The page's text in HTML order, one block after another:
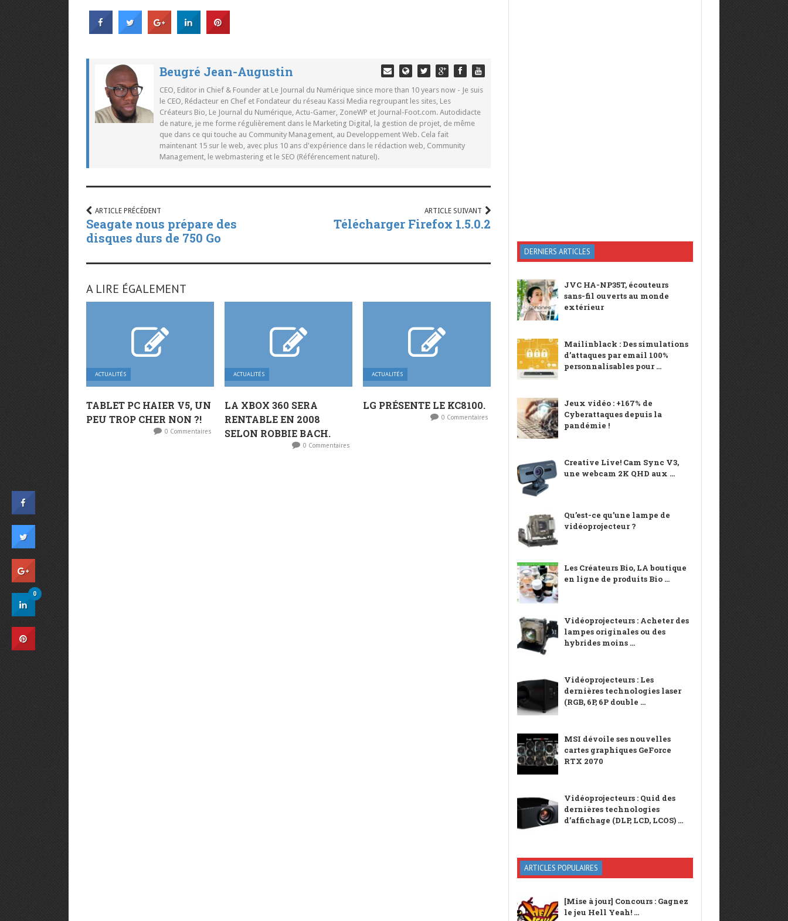
Beugré Jean-Augustin
CEO, Editor in Chief & Founder at Le Journal du Numérique since more than 10 years now - Je suis
le CEO, Rédacteur en Chef et Fondateur du réseau Kassi Media regroupant les sites, Les
Créateurs Bio, Le Journal du Numérique, Actu-Gamer, ZoneWP et Journal-Foot.com. Autodidacte
de nature, je me forme régulièrement dans le Marketing Digital, la gestion de projet, de même
que dans ce qui touche au Community Management, au Developpement Web. Cela fait
maintenant 15 sur le web, avec plus 10 ans d'expérience dans le rédaction web, Community
Management, le webmastering et le SEO (Référencement naturel).
ARTICLE PRÉCÉDENT
Seagate nous prépare des
disques durs de 750 Go
ARTICLE SUIVANT
Télécharger Firefox 1.5.0.2
A LIRE ÉGALEMENT
ACTUALITÉS
TABLET PC HAIER V5, UN
PEU TROP CHER NON ?!
0 Commentaires
ACTUALITÉS
LA XBOX 360 SERA
RENTABLE EN 2008
SELON ROBBIE BACH.
0 Commentaires
ACTUALITÉS
LG PRÉSENTE LE KC8100.
0 Commentaires
DERNIERS ARTICLES
JVC HA-NP35T, écouteurs
sans-fil ouverts au monde
extérieur
Mailinblack : Des simulations
d’attaques par email 100%
personnalisables pour ...
Jeux vidéo : +167% de
Cyberattaques depuis la
pandémie !
Creative Live! Cam Sync V3,
une webcam 2K QHD aux ...
Qu’est-ce qu’une lampe de
vidéoprojecteur ?
Les Créateurs Bio, LA boutique
en ligne de produits Bio ...
Vidéoprojecteurs : Acheter des
lampes originales ou des
hybrides moins ...
Vidéoprojecteurs : Les
dernières technologies laser
(RGB, 6P, 6P double ...
MSI dévoile ses nouvelles
cartes graphiques GeForce
RTX 2070
Vidéoprojecteurs : Quid des
dernières technologies
d’affichage (DLP, LCD, LCOS) ...
ARTICLES POPULAIRES
[Mise à jour] Concours : Gagnez
le jeu Hell Yeah! ...
0